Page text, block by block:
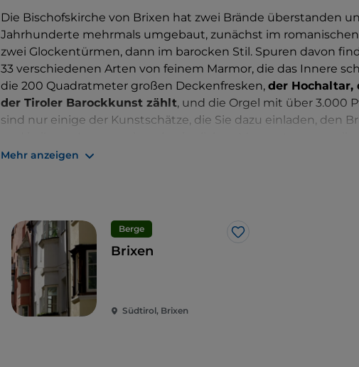
Die Bischofskirche von Brixen hat zwei Brände überstanden
Jahrhunderte mehrmals umgebaut, zunächst im
zwei Glockentürmen, dann im barocken Stil. Spuren davon
33 verschiedenen Arten von feinem Marmor, die das Innere
die 200 Quadratmeter großen Deckenfresken, der Hochaltar,
der Tiroler Barockkunst zählt, und die Orgel mit über 3.000
sind nur einige der Kunstschätze, die Sie dazu einladen, den
Mehr anzeigen
Berge
Like
Brixen
Südtirol, Brixen